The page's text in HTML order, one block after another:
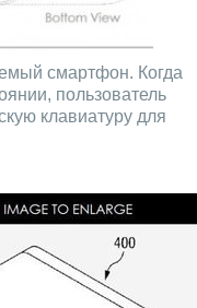
смартфон. Когда
пользователь
клавиатуру для